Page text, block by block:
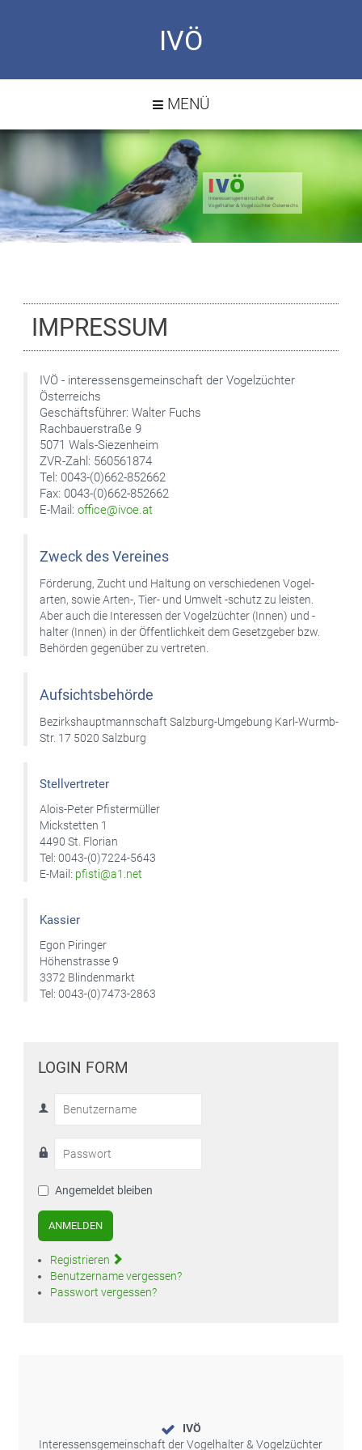
IVÖ
MENÜ
Interessensgemeinschaft der
Vogelhalter & Vogelzüchter Österreichs
IVÖ
IMPRESSUM
IVÖ - interessensgemeinschaft der Vogelzüchter
Österreichs
Geschäftsführer: Walter Fuchs
Rachbauerstraße 9
5071 Wals-Siezenheim
ZVR-Zahl: 560561874
Tel: 0043-(0)662-852662
Fax: 0043-(0)662-852662
E-Mail: office@ivoe.at
Zweck des Vereines
Förderung, Zucht und Haltung on verschiedenen Vogel-
arten, sowie Arten-, Tier- und Umwelt -schutz zu leisten.
Aber auch die Interessen der Vogelzüchter (Innen) und -
halter (Innen) in der Öffentlichkeit dem Gesetzgeber bzw.
Behörden gegenüber zu vertreten.
Aufsichtsbehörde
Bezirkshauptmannschaft Salzburg-Umgebung Karl-Wurmb-
Str. 17 5020 Salzburg
Stellvertreter
Alois-Peter Pfistermüller
Mickstetten 1
4490 St. Florian
Tel: 0043-(0)7224-5643
E-Mail: pfisti@a1.net
Kassier
Egon Piringer
Höhenstrasse 9
3372 Blindenmarkt
Tel: 0043-(0)7473-2863
LOGIN FORM
Angemeldet bleiben
ANMELDEN
Registrieren
Benutzername vergessen?
Passwort vergessen?
IVÖ
Interessensgemeinschaft der Vogelhalter & Vogelzüchter